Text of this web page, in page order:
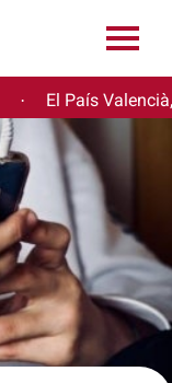
· El País